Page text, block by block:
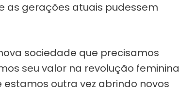
as gerações atuais pudessem
sociedade que precisamos
seu valor na revolução feminina
outra vez abrindo novos